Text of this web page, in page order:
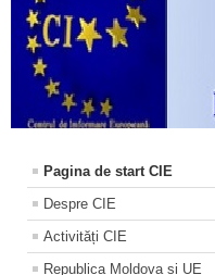
Pagina de start CIE
Despre CIE
Activități CIE
Republica Moldova și UE